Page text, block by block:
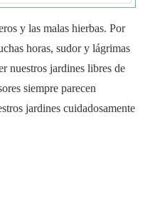
y las malas hierbas. Por
horas, sudor y lágrimas
nuestros jardines libres de
siempre parecen
jardines cuidadosamente